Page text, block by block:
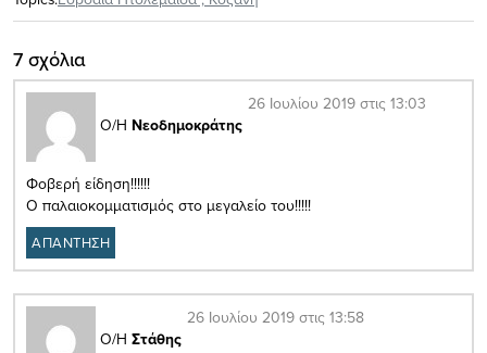
7 σχόλια
Ο/Η Νεοδημοκράτης
26 Ιουλίου 2019 στις 13:03
Φοβερή είδηση!!!!!!
Ο παλαιοκομματισμός στο μεγαλείο του!!!!!
ΑΠΑΝΤΗΣΗ
Ο/Η Στάθης
26 Ιουλίου 2019 στις 13:58